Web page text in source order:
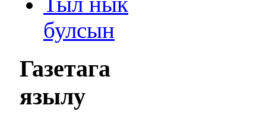
булсын
Газетага
язылу